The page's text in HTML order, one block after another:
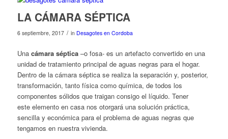
LA CÁMARA SÉPTICA
6 septiembre, 2017 / in Desagotes en Cordoba
Una cámara séptica–o fosa- es un artefacto convertido en una
unidad de tratamiento principal de aguas negras para el hogar.
Dentro de la cámara séptica se realiza la separación y, posterior,
transformación, tanto física como química, de todos los
componentes sólidos que traigan consigo el líquido. Tener
este elemento en casa nos otorgará una solución práctica,
sencilla y económica para el problema de aguas negras que
tengamos en nuestra vivienda.